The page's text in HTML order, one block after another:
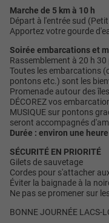
Marche de 5 km à 10 h
Départ à l'entrée sud
Apportez votre gourde
Soirée embarcations et
Rassemblement à 20 h
Toutes les embarcations
pontons etc.) sont les
Promenade autour des
DÉCOREZ vos
MUSIQUE sur pontons
seront accompagnés
Durée : environ une heure
SÉCURITÉ EN PRIORITÉ
Gilets de sauvetage
Cordes pour s'attacher
Éviter la baignade à la
Ne pas se promener sur
BONNE JOURNÉE LACS-